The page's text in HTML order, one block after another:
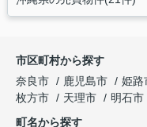
市区町村から探す
奈良市
鹿児島市 姫路
枚方市
天理市 明石市
町名から探す